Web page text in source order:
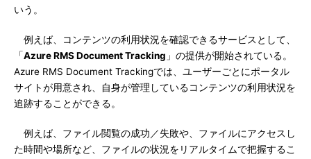
いう。
例えば、コンテンツの利用状況を確認できるサービスとして、
「Azure RMS Document Tracking 」の提供が開始されている。
Azure RMS Document Trackingでは、ユーザーごとにポータル
サイトが用意され、自身が管理しているコンテンツの利用状況を
追跡することができる。
例えば、ファイル閲覧の成功／失敗や、ファイルにアクセスし
た時間や場所など、ファイルの状況をリアルタイムで把握するこ